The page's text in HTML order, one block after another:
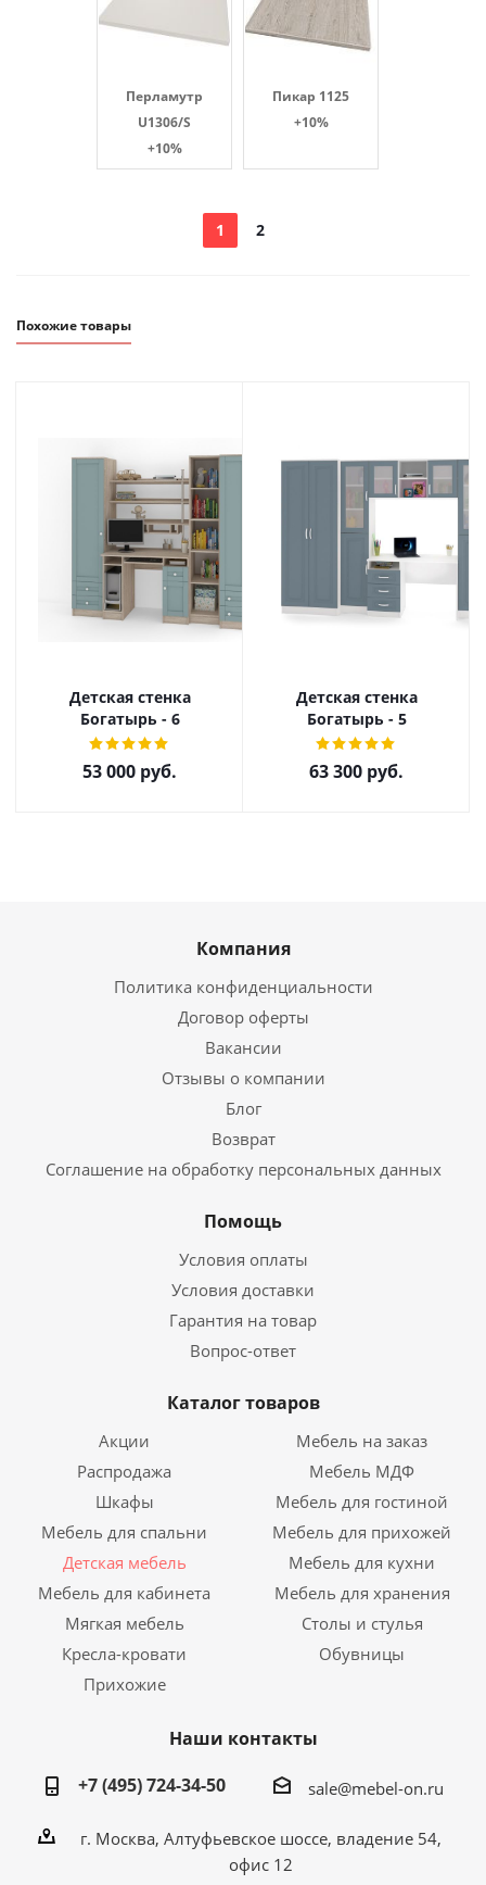
Перламутр
U1306/S
+10%
Пикар 1125
+10%
1 2
Похожие товары
Детская стенка
Богатырь - 6
53 000 руб.
Детская стенка
Богатырь - 5
63 300 руб.
Компания
Политика конфиденциальности
Договор оферты
Вакансии
Отзывы о компании
Блог
Возврат
Соглашение на обработку персональных данных
Помощь
Условия оплаты
Условия доставки
Гарантия на товар
Вопрос-ответ
Каталог товаров
Акции
Мебель на заказ
Распродажа
Мебель МДФ
Шкафы
Мебель для гостиной
Мебель для спальни
Мебель для прихожей
Детская мебель
Мебель для кухни
Мебель для кабинета
Мебель для хранения
Мягкая мебель
Столы и стулья
Кресла-кровати
Обувницы
Прихожие
Наши контакты
+7 (495) 724-34-50
sale@mebel-on.ru
г. Москва, Алтуфьевское шоссе, владение 54,
офис 12